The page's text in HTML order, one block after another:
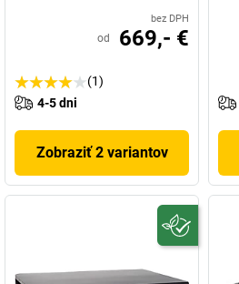
bez DPH
od 669,- €
(1)
4-5 dni
Zobraziť 2 variantov